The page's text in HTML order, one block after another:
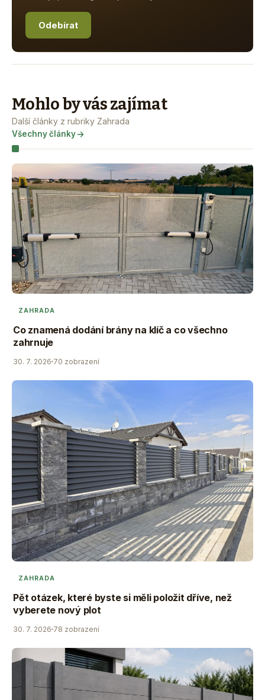
Odebírat
Mohlo by vás zajímat
Další články z rubriky Zahrada
Všechny články
ZAHRADA
Co znamená dodání brány na klíč a co všechno
zahrnuje
30. 7. 2026 70 zobrazení
ZAHRADA
Pět otázek, které byste si měli položit dříve, než
vyberete nový plot
30. 7. 2026 78 zobrazení